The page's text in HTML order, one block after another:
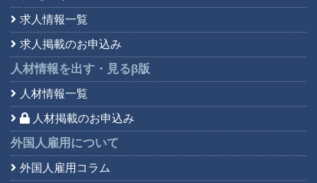
求人情報一覧
求人掲載のお申込み
人材情報を出す・見るβ版
人材情報一覧
人材掲載のお申込み
外国人雇用について
外国人雇用コラム